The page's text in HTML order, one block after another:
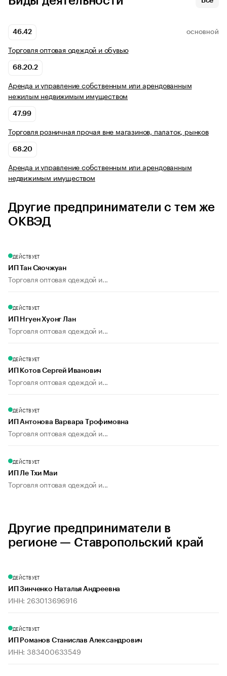
46.42 ОСНОВНОЙ
Торговля оптовая одеждой и обувью
68.20.2
Аренда и управление собственным или арендованным
нежилым недвижимым имуществом
47.99
Торговля розничная прочая вне магазинов, палаток, рынков
68.20
Аренда и управление собственным или арендованным
недвижимым имуществом
Другие предприниматели с тем же
ОКВЭД
ДЕЙСТВУЕТ
ИП Тан Сяочжуан
Торговля оптовая одеждой и...
ДЕЙСТВУЕТ
ИП Нгуен Хуонг Лан
Торговля оптовая одеждой и...
ДЕЙСТВУЕТ
ИП Котов Сергей Иванович
Торговля оптовая одеждой и...
ДЕЙСТВУЕТ
ИП Антонова Варвара Трофимовна
Торговля оптовая одеждой и...
ДЕЙСТВУЕТ
ИП Ле Тхи Маи
Торговля оптовая одеждой и...
Другие предприниматели в
регионе — Ставропольский край
ДЕЙСТВУЕТ
ИП Зинченко Наталья Андреевна
ИНН: 263013696916
ДЕЙСТВУЕТ
ИП Романов Станислав Александрович
ИНН: 383400633549